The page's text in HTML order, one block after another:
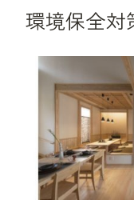
環境保全対